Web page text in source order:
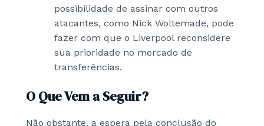
possibilidade de assinar com outros
atacantes, como Nick Woltemade, pode
fazer com que o Liverpool reconsidere
sua prioridade no mercado de
transferências.
O Que Vem a Seguir?
Não obstante, a espera pela conclusão do